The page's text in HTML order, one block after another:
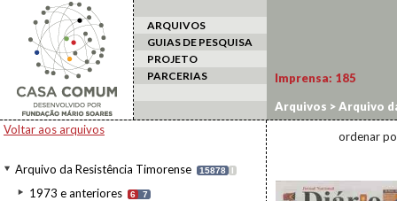
ARQUIVOS
GUIAS DE PESQUISA
PROJETO
PARCERIAS
Voltar aos arquivos
Arquivo da Resistência Timorense 15878 I
1973 e anteriores 6 7
Imprensa: 185
Arquivos >Arquivo
ordenar